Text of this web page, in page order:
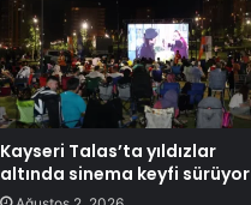
Kayseri Talas’ta yıldızlar
altında sinema keyfi sürüyor